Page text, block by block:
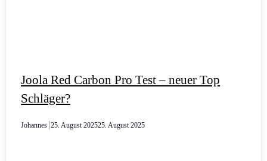
Joola Red Carbon Pro Test – neuer Top
Schläger?
Johannes 25. August 202525. August 2025